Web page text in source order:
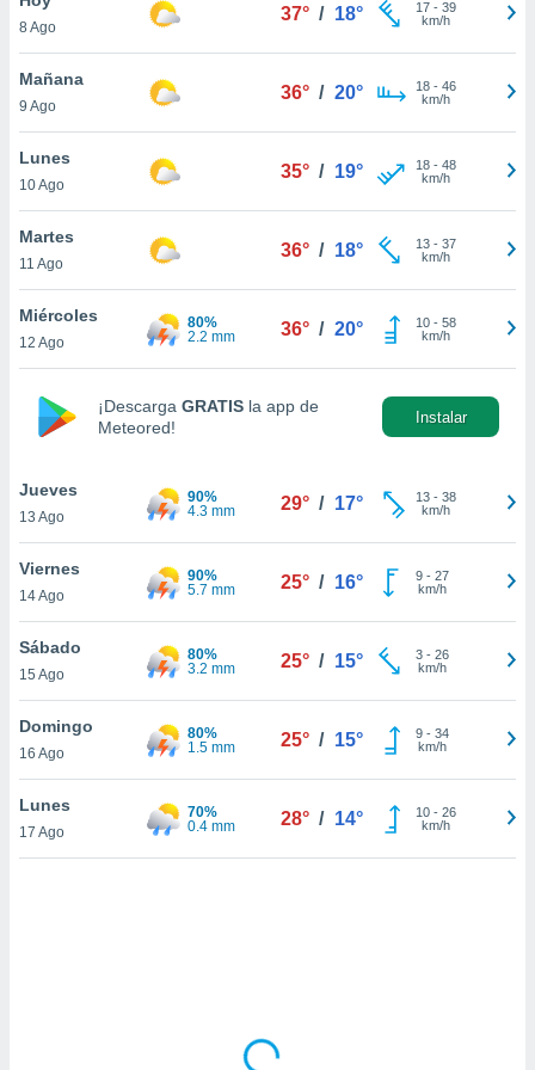
en
más
nuestra
de
aceptar
de
sitio
En
sean
el sitio
ni para
o
8 Ago
37° / 18° 17- 39
km/h
Mañana
9 Ago
36° / 20° 18- 46
km/h
Lunes
10 Ago
35° / 19° 18- 48
km/h
Martes
11 Ago
36° / 18° 13- 37
km/h
Miércoles
12 Ago
80%
2.2 mm
36° / 20° 10- 58
km/h
¡Descarga GRATIS la app de
Meteored!
Instalar
Jueves
13 Ago
90%
4.3 mm
29° / 17° 13- 38
km/h
Viernes
14 Ago
90%
5.7 mm
25° / 16° 9- 27
km/h
Sábado
15 Ago
80%
3.2 mm
25° / 15° 3- 26
km/h
Domingo
16 Ago
80%
1.5 mm
25° / 15° 9- 34
km/h
Lunes
17 Ago
70%
0.4 mm
28° / 14° 10- 26
km/h